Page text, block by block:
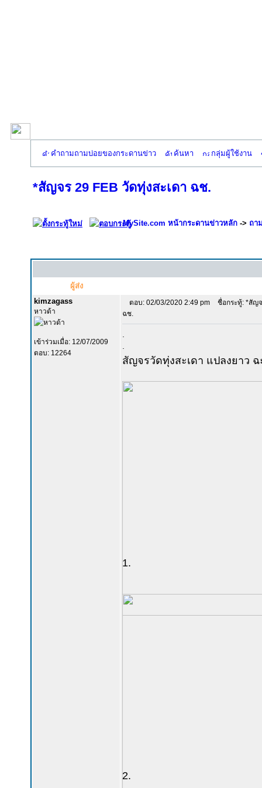
คำถามถามบ่อยของกระดานข่าว ค้นหา กลุ่มผู้ใช้งาน
*สัญจร 29 FEB วัดทุ่งสะเดา ฉช.
MySite.com หน้ากระดานข่าวหลัก -> ถา
ผู้ส่ง
kimzagass
หาวด้า
เข้าร่วมเมื่อ: 12/07/2009
ตอบ: 12264
ตอบ: 02/03/2020 2:49 pm
ชื่อกระทู้: *สัญจ
ฉช.
สัญจรวัดทุ่งสะเดา แปลงยาว ฉ
1.
2.